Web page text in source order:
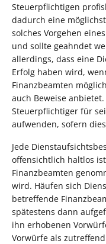
Steuerpflichtigen
dadurch eine
solches Vorgehen
und sollte geahndet
allerdings, dass eine
Erfolg haben wird,
Finanzbeamten
auch Beweise
Steuerpflichtiger für
aufwenden, sofern
Jede
offensichtlich haltlos
Finanzbeamten
wird. Häufen sich
betreffende
spätestens dann
ihn erhobenen
Vorwürfe als